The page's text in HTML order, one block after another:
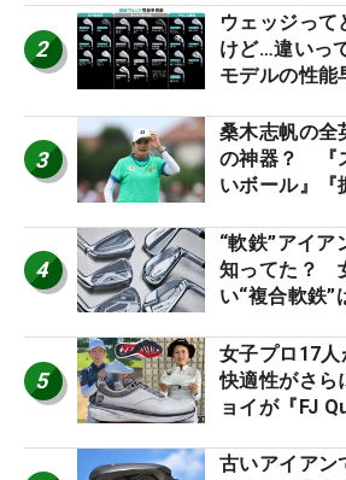
2
ウェッジって
けど…違いっ
モデルの性能
3
桑木志帆の全
の神器？ 『
いボール』『
ー』 #女子
4
“軟鉄”アイア
知ってた？
い“複合軟鉄”
5
女子プロ17人
快適性がさら
ョイが『FJ
古いアイアン